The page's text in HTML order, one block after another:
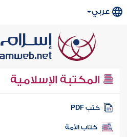
عربي
المكتبة الإسلامية
كتب PDF